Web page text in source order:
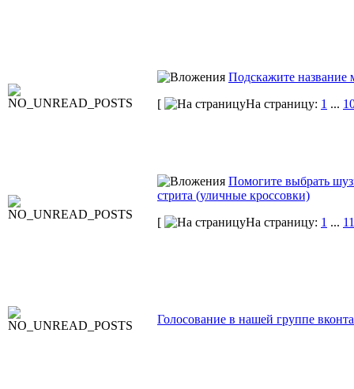
Подскажите название
[
На страницу: 1 ...
Помогите выбрать
стрита (уличные кроссовки)
[
На страницу: 1 ... 11
Голосование в нашей группе